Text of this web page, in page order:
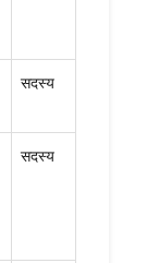
सदस्य
सदस्य